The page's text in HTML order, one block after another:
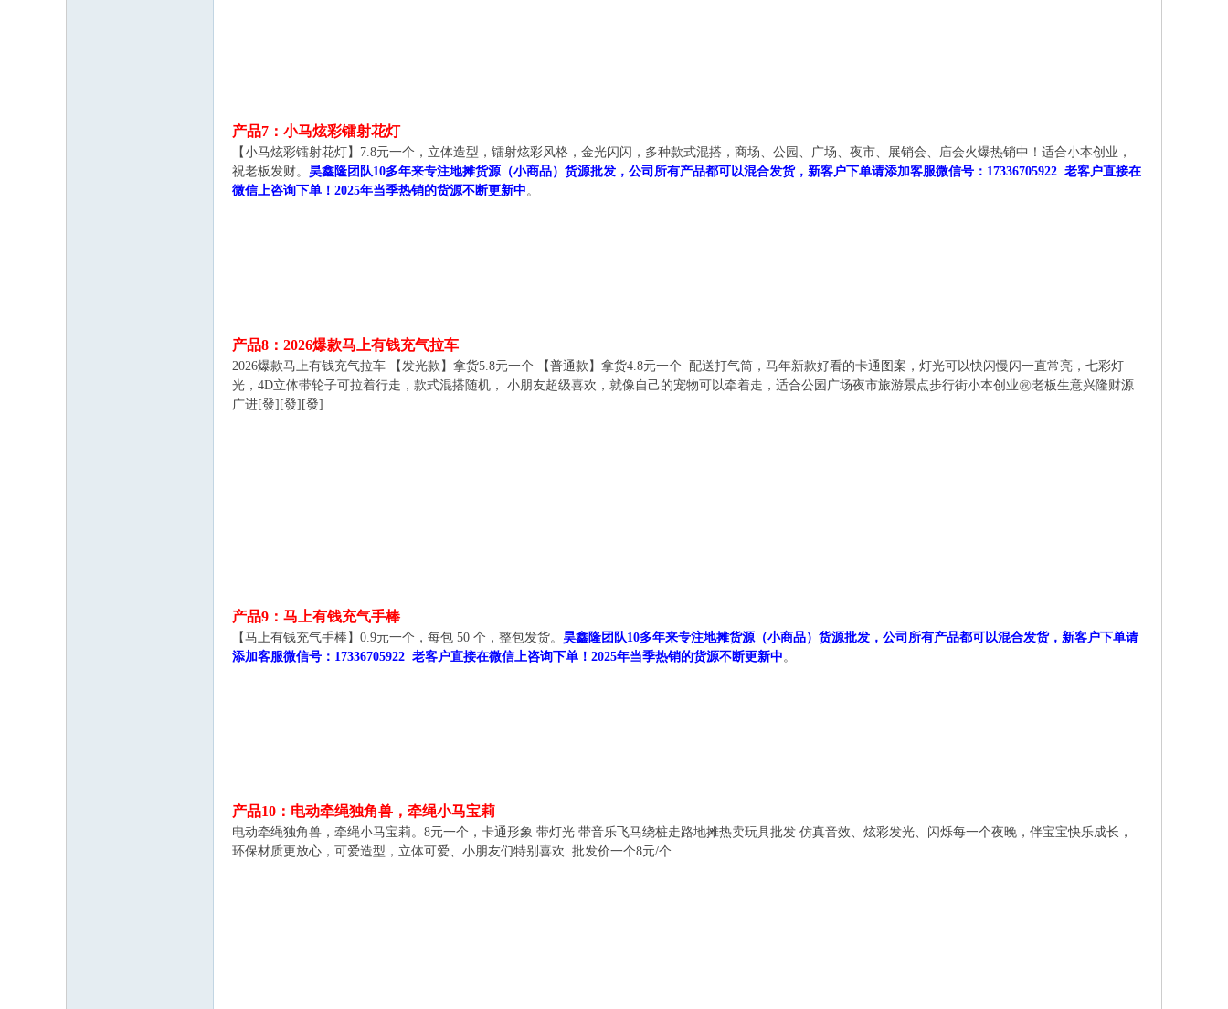
产品7：小马炫彩镭射花灯
【小马炫彩镭射花灯】7.8元一个，立体造型，镭射炫彩风格，金光闪闪，多种款式混搭，商场、公园、广场、夜市、展销会、庙会火爆热销中！适合小本创业，
祝老板发财。 昊鑫隆团队10多年来专注地摊货源（小商品）货源批发，公司所有产品都可以混合发货，新客户下单请添加客服微信号：17336705922 老客户直接在
微信上咨询下单！2025年当季热销的货源不断更新中。
产品8：2026爆款马上有钱充气拉车
2026爆款马上有钱充气拉车 【发光款】拿货5.8元一个 【普通款】拿货4.8元一个 配送打气筒，马年新款好看的卡通图案，灯光可以快闪慢闪一直常亮，七彩灯
光，4D立体带轮子可拉着行走，款式混搭随机， 小朋友超级喜欢，就像自己的宠物可以牵着走，适合公园广场夜市旅游景点步行街小本创业㊗老板生意兴隆财源
广进[發][發][發]
产品9：马上有钱充气手棒
【马上有钱充气手棒】0.9元一个，每包 50 个，整包发货。 昊鑫隆团队10多年来专注地摊货源（小商品）货源批发，公司所有产品都可以混合发货，新客户下单请
添加客服微信号：17336705922 老客户直接在微信上咨询下单！2025年当季热销的货源不断更新中。
产品10：电动牵绳独角兽，牵绳小马宝莉
电动牵绳独角兽，牵绳小马宝莉。8元一个，卡通形象 带灯光 带音乐飞马绕桩走路地摊热卖玩具批发 仿真音效、炫彩发光、闪烁每一个夜晚，伴宝宝快乐成长，
环保材质更放心，可爱造型，立体可爱、小朋友们特别喜欢 批发价一个8元/个